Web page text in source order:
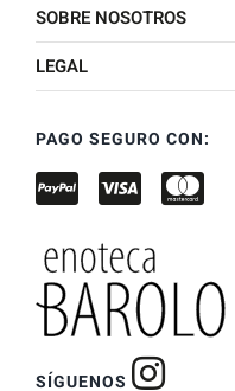
SOBRE NOSOTROS
LEGAL
PAGO SEGURO CON:
SÍGUENOS